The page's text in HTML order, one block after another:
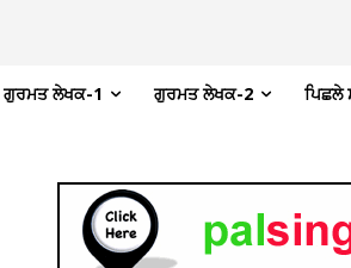
ਗੁਰਮਤ ਲੇਖਕ-1 ਗੁਰਮਤ ਲੇਖਕ-2 ਪਿਛਲੇ